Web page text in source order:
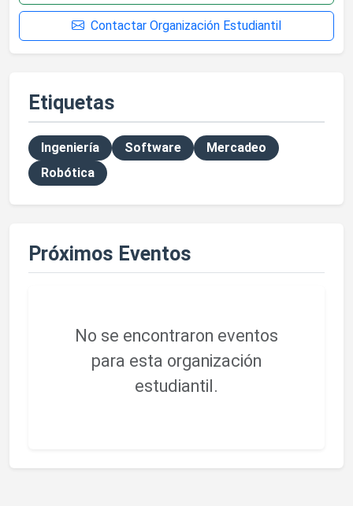
Contactar Organización Estudiantil
Etiquetas
Ingeniería Software
Mercadeo
Robótica
Próximos Eventos
No se encontraron eventos
para esta organización
estudiantil.